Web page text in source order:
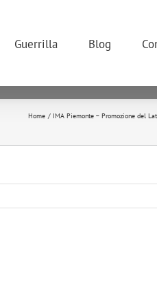
Guerrilla Blog
Home IMA Piemonte – Promozione del